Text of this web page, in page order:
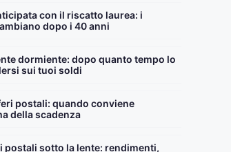
con il riscatto laurea: i
dopo i 40 anni
dormiente: dopo quanto tempo lo
sui tuoi soldi
postali: quando conviene
della scadenza
postali sotto la lente: rendimenti,